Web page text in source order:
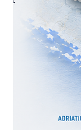
Padel